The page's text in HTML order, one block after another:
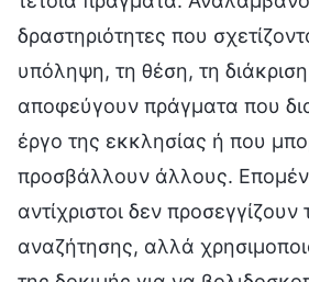
δραστηριότητες που
υπόληψη, τη θέση, τη
αποφεύγουν πράγματα που
έργο της εκκλησίας ή που
προσβάλλουν άλλους.
αντίχριστοι δεν προσεγγίζουν
αναζήτησης, αλλά